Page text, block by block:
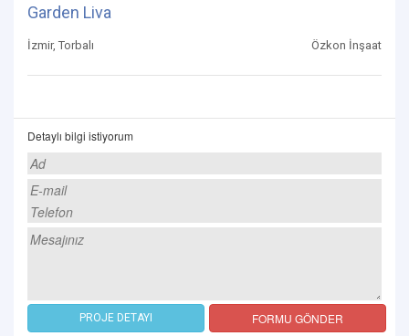
Garden Liva
İzmir, Torbalı Özkon İnşaat
Detaylı bilgi istiyorum
PROJE DETAYI FORMU GÖNDER